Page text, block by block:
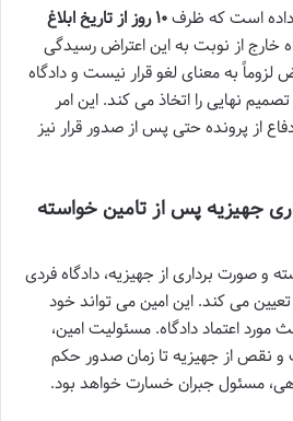
داده است که ظرف
۱۰ روز از تاریخ ابلاغ
خارج از نوبت به این اعتراض رسیدگی
لزوماً به معنای لغو قرار نیست و دادگاه
نهایی را اتخاذ می کند. این امر
از پرونده حتی پس از صدور قرار نیز
جهیزیه پس از تامین خواسته
و صورت برداری از جهیزیه، دادگاه فردی
تعیین می کند. این امین می تواند خود
اعتماد دادگاه. مسئولیت امین،
نقص از جهیزیه تا زمان صدور حکم
مسئول جبران خسارت خواهد بود.